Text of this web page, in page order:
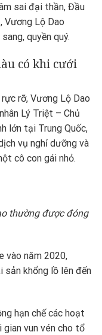
sai đại thần, Đầu
Vương Lộ Dao
quyền quý.
có khi cưới
rỡ, Vương Lộ Dao
Lý Triệt – Chủ
lớn tại Trung Quốc,
vụ nghỉ dưỡng và
cô con gái nhỏ.
thường được đóng
vào năm 2020,
sản khổng lồ lên đến
hạn chế các hoạt
vun vén cho tổ